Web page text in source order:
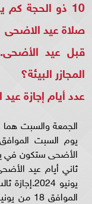
صلاة عيد الاضحى
قبل عيد
المجازر البيئة؟
عدد أيام إجازة عيد
الجمعة والسبت
يونيو